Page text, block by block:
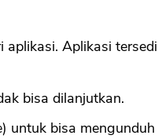
Aplikasi
bisa dilanjutkan.
untuk bisa mengunduh